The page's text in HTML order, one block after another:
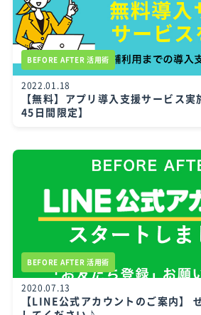
BEFORE AFTER 活用術
2022.01.18
【無料】アプリ導入支援サービス実
45日間限定】
BEFORE AFTER 活用術
2020.07.13
【LINE公式アカウントのご案内】